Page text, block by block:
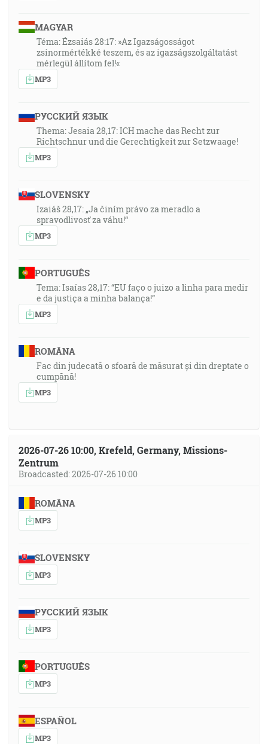
MAGYAR
Téma: Ézsaiás 28:17: »Az Igazságosságot
zsinormértékké teszem, és az igazságszolgáltatást
mérlegül állítom fel!«
MP3
РУССКИЙ ЯЗЫК
Thema: Jesaia 28,17: ICH mache das Recht zur
Richtschnur und die Gerechtigkeit zur Setzwaage!
MP3
SLOVENSKY
Izaiáš 28,17: „Ja činím právo za meradlo a
spravodlivosť za váhu!“
MP3
PORTUGUÊS
Tema: Isaías 28,17: “EU faço o juizo a linha para medir
e da justiça a minha balança!”
MP3
ROMÂNA
Fac din judecată o sfoară de măsurat și din dreptate o
cumpănă!
MP3
2026-07-26 10:00, Krefeld, Germany, Missions-
Zentrum
Broadcasted: 2026-07-26 10:00
ROMÂNA
MP3
SLOVENSKY
MP3
РУССКИЙ ЯЗЫК
MP3
PORTUGUÊS
MP3
ESPAÑOL
MP3